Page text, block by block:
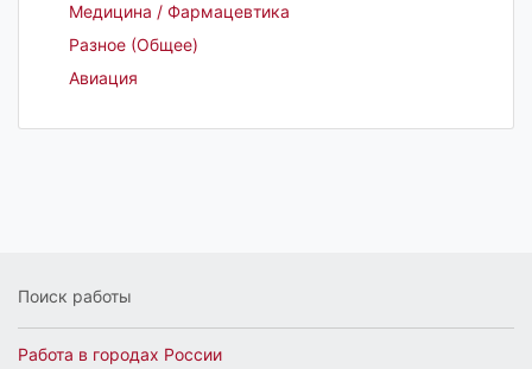
Медицина / Фармацевтика
Разное (Общее)
Авиация
Поиск работы
Работа в городах России